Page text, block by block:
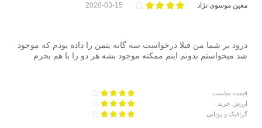
معین موسوی نژاد 2020-03-15
درود بر شما من قبلا درخواست سه گانه بتمن را داده بودم که موجود
شد میخواستم بدونم اینم ممکنه موجود بشه هر دو را با هم بخرم
قیمت مناسب
ارزش خرید
گرافیک و پویایی